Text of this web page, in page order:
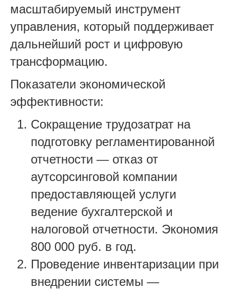
масштабируемый инструмент
управления, который поддерживает
дальнейший рост и цифровую
трансформацию.
Показатели экономической
эффективности:
Сокращение трудозатрат на
подготовку регламентированной
отчетности — отказ от
аутсорсинговой компании
предоставляющей услуги
ведение бухгалтерской и
налоговой отчетности. Экономия
800 000 руб. в год.
Проведение инвентаризации при
внедрении системы —